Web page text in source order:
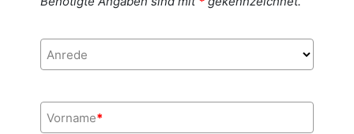
Anrede
Vorname*